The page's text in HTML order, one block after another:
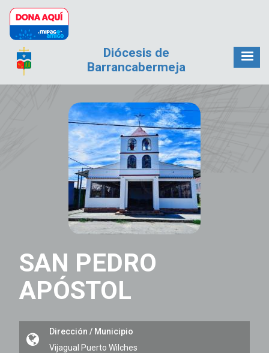
Pasar al contenido principal
Diócesis de
Barrancabermeja
SAN PEDRO
APÓSTOL
Dirección / Municipio
Vijagual Puerto Wilches